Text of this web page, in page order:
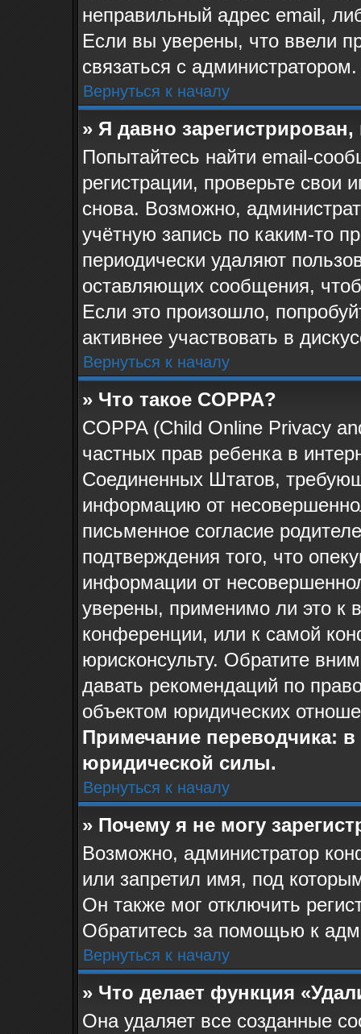
неправильный адрес email,
Если вы уверены, что ввели
связаться с администратором.
Вернуться к началу
» Я давно
Попытайтесь найти email-
регистрации, проверьте свои
снова. Возможно,
учётную запись по каким-то
периодически удаляют
оставляющих сообщения,
Если это произошло,
активнее участвовать в
Вернуться к началу
» Что такое COPPA?
COPPA (Child Online Privacy
частных прав ребенка в
Соединенных Штатов,
информацию от
письменное согласие
подтверждения того, что
информации от
уверены, применимо ли это к
конференции, или к самой
юрисконсульту. Обратите
давать рекомендаций по
объектом юридических
Примечание переводчика:
юридической силы.
Вернуться к началу
» Почему я не могу
Возможно, администратор
или запретил имя, под
Он также мог отключить
Обратитесь за помощью к
Вернуться к началу
» Что делает функция
Она удаляет все созданные